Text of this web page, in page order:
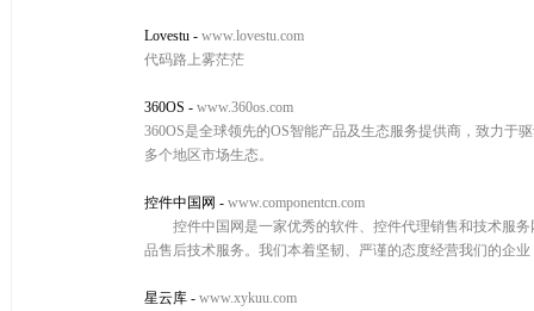
Lovestu - www.lovestu.com
代码路上雾茫茫
360OS - www.360os.com
360OS是全球领先的OS智能产品及生态服务提供商，致力于
多个地区市场生态。
控件中国网 - www.componentcn.com
控件中国网是一家优秀的软件、控件代理销售和技术服务
品售后技术服务。我们本着坚韧、严谨的态度经营我们的企
星云库 - www.xykuu.com